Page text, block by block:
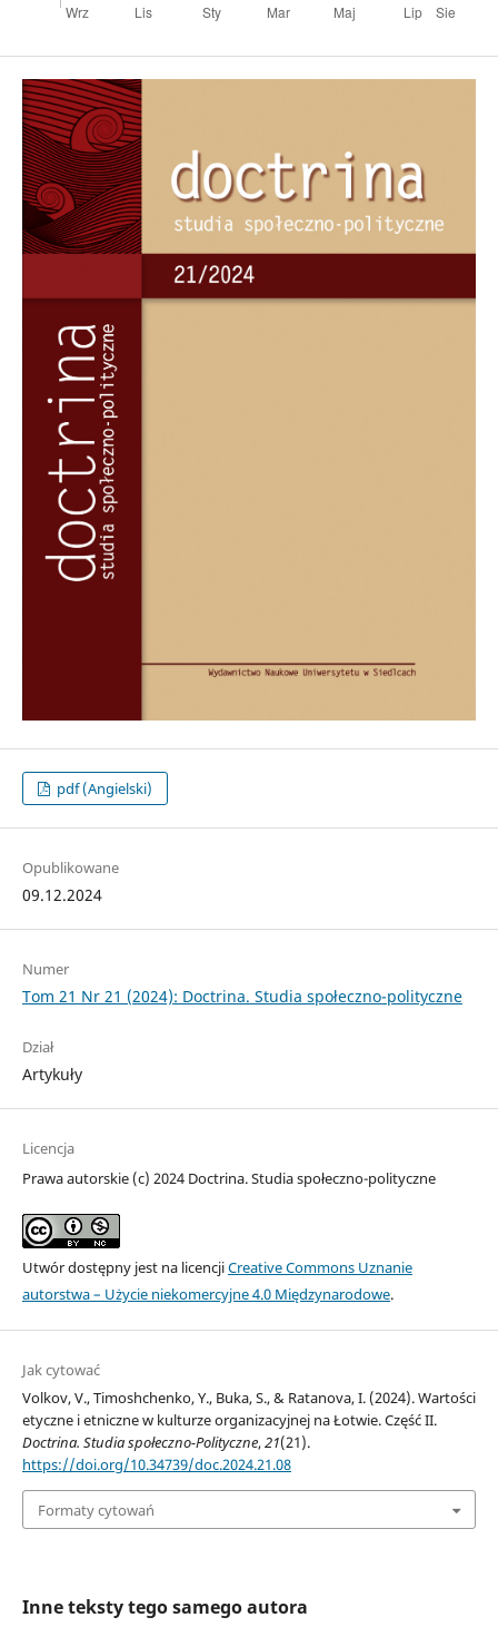
pdf (Angielski)
Opublikowane
09.12.2024
Numer
Tom 21 Nr 21 (2024): Doctrina. Studia społeczno-polityczne
Dział
Artykuły
Licencja
Prawa autorskie (c) 2024 Doctrina. Studia społeczno-polityczne
Utwór dostępny jest na licencjiCreative Commons Uznanie
autorstwa – Użycie niekomercyjne 4.0 Międzynarodowe.
Jak cytować
Volkov, V., Timoshchenko, Y., Buka, S., & Ratanova, I. (2024). Wartości
etyczne i etniczne w kulturze organizacyjnej na Łotwie. Część II.
Doctrina. Studia społeczno-Polityczne,21(21).
https://doi.org/10.34739/doc.2024.21.08
Formaty cytowań
Inne teksty tego samego autora